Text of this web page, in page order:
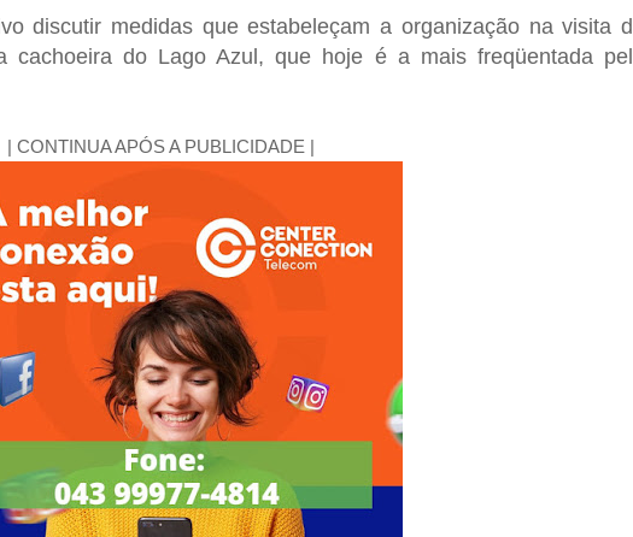
discutir medidas que estabeleçam a organização na visita
cachoeira do Lago Azul, que hoje é a mais freqüentada
| CONTINUA APÓS A PUBLICIDADE |